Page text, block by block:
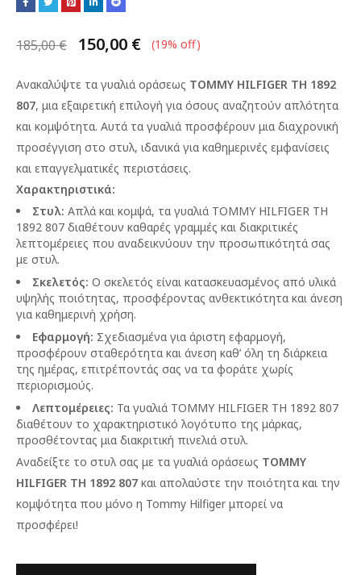
185,00€ 150,00 € (19% off)
Ανακαλύψτε τα γυαλιά οράσεως TOMMY HILFIGER TH 1892
807, μια εξαιρετική επιλογή για όσους αναζητούν απλότητα
και κομψότητα. Αυτά τα γυαλιά προσφέρουν μια διαχρονική
προσέγγιση στο στυλ, ιδανικά για καθημερινές εμφανίσεις
και επαγγελματικές περιστάσεις.
Χαρακτηριστικά:
Στυλ: Απλά και κομψά, τα γυαλιά TOMMY HILFIGER TH
1892 807 διαθέτουν καθαρές γραμμές και διακριτικές
λεπτομέρειες που αναδεικνύουν την προσωπικότητά σας
με στυλ.
Σκελετός: Ο σκελετός είναι κατασκευασμένος από υλικά
υψηλής ποιότητας, προσφέροντας ανθεκτικότητα και άνεση
για καθημερινή χρήση.
Εφαρμογή: Σχεδιασμένα για άριστη εφαρμογή,
προσφέρουν σταθερότητα και άνεση καθ’ όλη τη διάρκεια
της ημέρας, επιτρέποντάς σας να τα φοράτε χωρίς
περιορισμούς.
Λεπτομέρειες: Τα γυαλιά TOMMY HILFIGER TH 1892 807
διαθέτουν το χαρακτηριστικό λογότυπο της μάρκας,
προσθέτοντας μια διακριτική πινελιά στυλ.
Αναδείξτε το στυλ σας με τα γυαλιά οράσεως TOMMY
HILFIGER TH 1892 807 και απολαύστε την ποιότητα και την
κομψότητα που μόνο η Tommy Hilfiger μπορεί να
προσφέρει!